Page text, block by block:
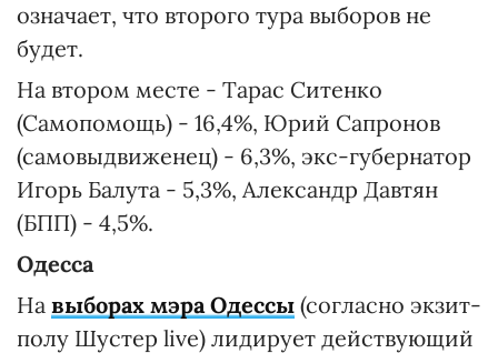
означает, что второго тура выборов не
будет.
На втором месте - Тарас Ситенко
(Самопомощь) - 16,4%, Юрий Сапронов
(самовыдвиженец) - 6,3%, экс-губернатор
Игорь Балута - 5,3%, Александр Давтян
(БПП) - 4,5%.
Одесса
На выборах мэра Одессы (согласно экзит-
полу Шустер live) лидирует действующий